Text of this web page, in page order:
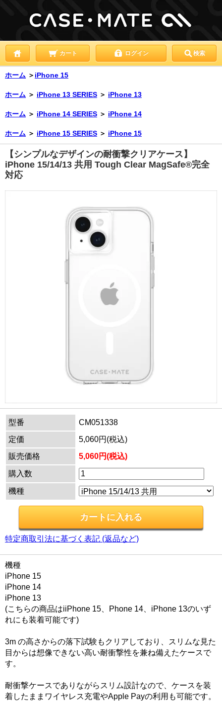
カート ログイン 検索
ホーム ＞ iPhone 15
ホーム ＞ iPhone 13 SERIES ＞ iPhone 13
ホーム ＞ iPhone 14 SERIES ＞ iPhone 14
ホーム ＞ iPhone 15 SERIES ＞ iPhone 15
【シンプルなデザインの耐衝撃クリアケース】
iPhone 15/14/13 共用 Tough Clear MagSafe®完全
対応
型番
CM051338
定価
5,060円(税込)
販売価格
5,060円(税込)
購入数
機種
特定商取引法に基づく表記 (返品など)
機種
iPhone 15
iPhone 14
iPhone 13
(こちらの商品はiiPhone 15、Phone 14、iPhone 13のいず
れにも装着可能です)
3m の高さからの落下試験もクリアしており、スリムな見た
目からは想像できない高い耐衝撃性を兼ね備えたケースで
す。
耐衝撃ケースでありながらスリム設計なので、ケースを装
着したままワイヤレス充電やApple Payの利用も可能です。